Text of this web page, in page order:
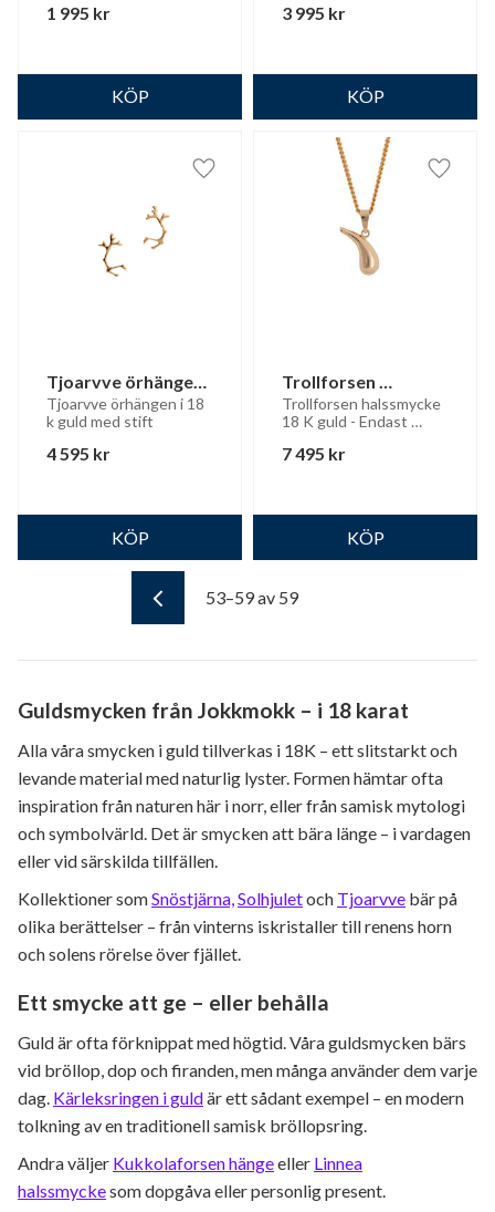
1 995 kr 3 995 kr
Tjoarvve örhängen
i 18 K guld
Tjoarvve örhängen i 18
k guld med stift
4 595 kr
Lägg till i favoriter
Trollforsen
halssmycke 18 K
guld
Trollforsen halssmycke
18 K guld - Endast
7 495 kr
Lägg
53–59av 59
Guldsmycken från Jokkmokk – i 18 karat
Alla våra smycken i guld tillverkas i 18K – ett slitstarkt och
levande material med naturlig lyster. Formen hämtar ofta
inspiration från naturen här i norr, eller från samisk mytologi
och symbolvärld. Det är smycken att bära länge – i vardagen
eller vid särskilda tillfällen.
Kollektioner somSnöstjärna,Solhjuletoch Tjoarvve bär på
olika berättelser – från vinterns iskristaller till renens horn
och solens rörelse över fjället.
Ett smycke att ge – eller behålla
Guld är ofta förknippat med högtid. Våra guldsmycken bärs
vid bröllop, dop och firanden, men många använder dem varje
dag. Kärleksringen i guldär ett sådant exempel – en modern
tolkning av en traditionell samisk bröllopsring.
Andra väljer Kukkolaforsen hängeeller Linnea
halssmyckesom dopgåva eller personlig present.